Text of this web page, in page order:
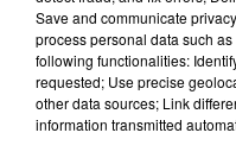
- La Maison au Fond du
- Association Guillaume
- Association
Save and communicate
process personal data such
following functionalities:
requested; Use precise
other data sources; Link
information transmitted